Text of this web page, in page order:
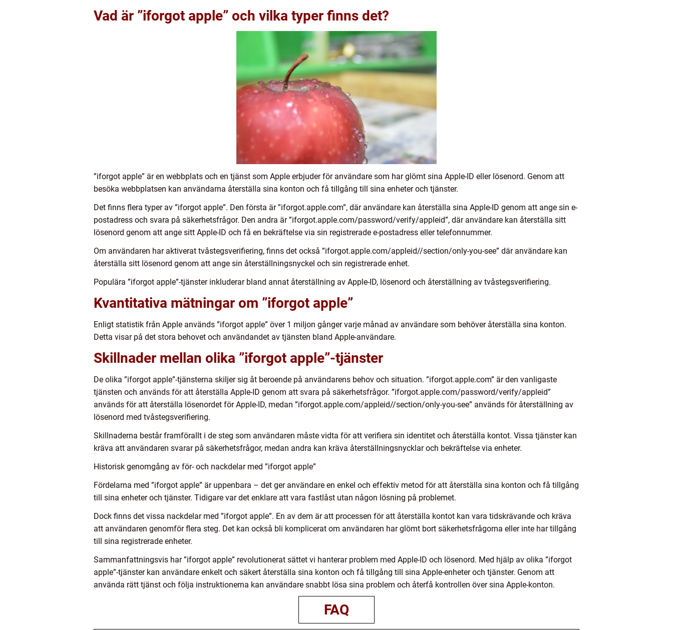
Vad är ”iforgot apple” och vilka typer finns det?
”iforgot apple” är en webbplats och en tjänst som Apple erbjuder för användare som har glömt sina Apple-ID eller lösenord. Genom att
besöka webbplatsen kan användarna återställa sina konton och få tillgång till sina enheter och tjänster.
Det finns flera typer av ”iforgot apple”. Den första är ”iforgot.apple.com”, där användare kan återställa sina Apple-ID genom att ange sin e-
postadress och svara på säkerhetsfrågor. Den andra är ”iforgot.apple.com/password/verify/appleid”, där användare kan återställa sitt
lösenord genom att ange sitt Apple-ID och få en bekräftelse via sin registrerade e-postadress eller telefonnummer.
Om användaren har aktiverat tvåstegsverifiering, finns det också ”iforgot.apple.com/appleid//section/only-you-see” där användare kan
återställa sitt lösenord genom att ange sin återställningsnyckel och sin registrerade enhet.
Populära ”iforgot apple”-tjänster inkluderar bland annat återställning av Apple-ID, lösenord och återställning av tvåstegsverifiering.
Kvantitativa mätningar om ”iforgot apple”
Enligt statistik från Apple används ”iforgot apple” över 1 miljon gånger varje månad av användare som behöver återställa sina konton.
Detta visar på det stora behovet och användandet av tjänsten bland Apple-användare.
Skillnader mellan olika ”iforgot apple”-tjänster
De olika ”iforgot apple”-tjänsterna skiljer sig åt beroende på användarens behov och situation. ”iforgot.apple.com” är den vanligaste
tjänsten och används för att återställa Apple-ID genom att svara på säkerhetsfrågor. ”iforgot.apple.com/password/verify/appleid”
används för att återställa lösenordet för Apple-ID, medan ”iforgot.apple.com/appleid//section/only-you-see” används för återställning av
lösenord med tvåstegsverifiering.
Skillnaderna består framförallt i de steg som användaren måste vidta för att verifiera sin identitet och återställa kontot. Vissa tjänster kan
kräva att användaren svarar på säkerhetsfrågor, medan andra kan kräva återställningsnycklar och bekräftelse via enheter.
Historisk genomgång av för- och nackdelar med ”iforgot apple”
Fördelarna med ”iforgot apple” är uppenbara – det ger användare en enkel och effektiv metod för att återställa sina konton och få tillgång
till sina enheter och tjänster. Tidigare var det enklare att vara fastlåst utan någon lösning på problemet.
Dock finns det vissa nackdelar med ”iforgot apple”. En av dem är att processen för att återställa kontot kan vara tidskrävande och kräva
att användaren genomför flera steg. Det kan också bli komplicerat om användaren har glömt bort säkerhetsfrågorna eller inte har tillgång
till sina registrerade enheter.
Sammanfattningsvis har ”iforgot apple” revolutionerat sättet vi hanterar problem med Apple-ID och lösenord. Med hjälp av olika ”iforgot
apple”-tjänster kan användare enkelt och säkert återställa sina konton och få tillgång till sina Apple-enheter och tjänster. Genom att
använda rätt tjänst och följa instruktionerna kan användare snabbt lösa sina problem och återfå kontrollen över sina Apple-konton.
FAQ